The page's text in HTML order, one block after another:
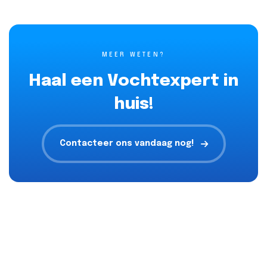
MEER WETEN?
Haal een Vochtexpert in
huis!
Contacteer ons vandaag nog!